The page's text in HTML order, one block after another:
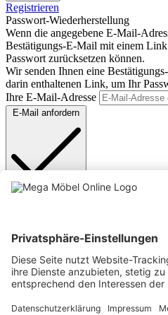
Registrieren
Passwort-Wiederherstellung
Wenn die angegebene E-Mail-
Bestätigungs-E-Mail mit einem
Passwort zurücksetzen können.
Wir senden Ihnen eine
darin enthaltenen Link, um Ihr
Ihre E-Mail-Adresse
E-Mail anfordern
Monochrom
Niedrige
Animationen stoppen
Großer Cursor
Leseführung
Zurücksetzen